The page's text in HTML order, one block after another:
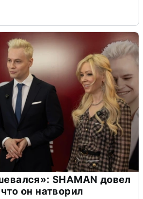
SHAMAN довел
он натворил